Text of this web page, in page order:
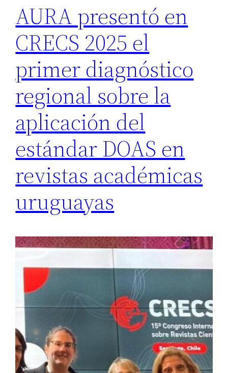
AURA presentó en
CRECS 2025 el
primer diagnóstico
regional sobre la
aplicación del
estándar DOAS en
revistas académicas
uruguayas